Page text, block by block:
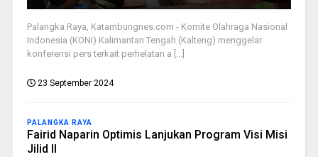
Palangka Raya, Katambungnes.com - Komite Olahraga Nasional
Indonesia (KONI) Kalimantan Tengah (Kalteng) menggelar
konferensi pers terkait perhelatan a [...]
23 September 2024
PALANGKA RAYA
Fairid Naparin Optimis Lanjukan Program Visi Misi
Jilid II